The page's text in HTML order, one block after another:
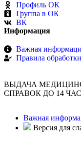
Профиль ОК
Группа в ОК
ВК
Информация
Важная
Правила
ВЫДАЧА
СПРАВОК ДО 14
Важная
Версия для